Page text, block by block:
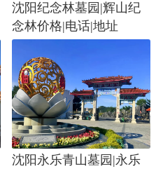
沈阳纪念林墓园|辉山纪
念林价格|电话|地址
沈阳永乐青山墓园|永乐